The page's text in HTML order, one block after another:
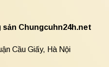
Chungcuhn24h.net
Cầu Giấy, Hà Nội